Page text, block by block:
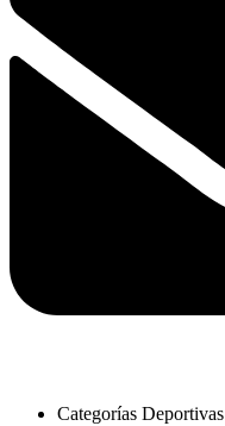
Categorías Deportivas